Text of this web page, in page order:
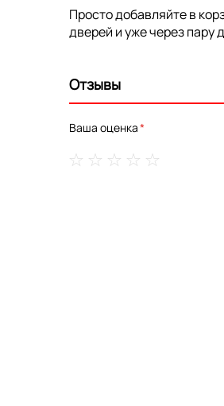
Просто добавляйте в
дверей и уже через пару
Отзывы
Ваша оценка